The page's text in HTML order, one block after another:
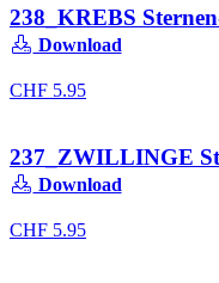
238_KREBS
Download
CHF 5.95
237_ZWILLINGE
Download
CHF 5.95